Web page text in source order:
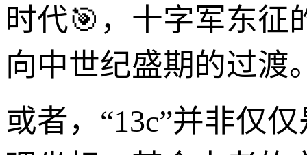
时代🎯，十字军东征
向中世纪盛期的过渡
或者，“13c”并非仅